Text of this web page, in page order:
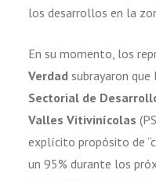
los desarrollos en la
En su momento, los
Verdadsubrayaron que
Sectorial de
Valles Vitivinícolas
explícito propósito de
un 95% durante los